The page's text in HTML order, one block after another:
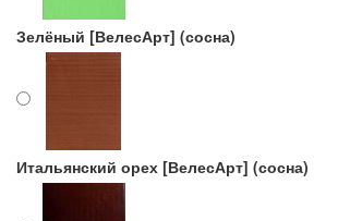
Зелёный [ВелесАрт] (сосна)
Итальянский орех [ВелесАрт] (сосна)